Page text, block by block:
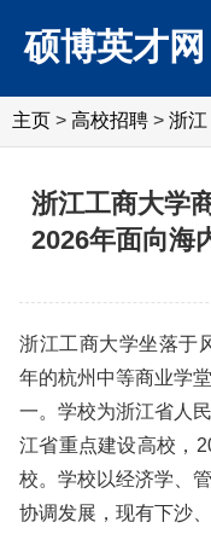
硕博英才网
主页 > 高校招聘 > 浙江
浙江工商大学
2026年面向海
浙江工商大学坐落于
年的杭州中等商业学
一。学校为浙江省人
江省重点建设高校，
校。学校以经济学、
协调发展，现有下沙